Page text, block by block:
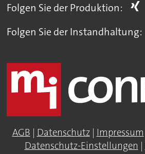
Folgen Sie der Produktion:
Folgen Sie der Instandhaltung:
AGB | Datenschutz| Impressum
Datenschutz-Einstellungen |